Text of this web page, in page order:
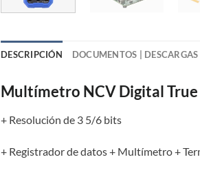
DESCRIPCIÓN DOCUMENTOS | DESCARGAS
Multímetro NCV Digital
+ Resolución de 3 5/6 bits
+ Registrador de datos + Multímetro +